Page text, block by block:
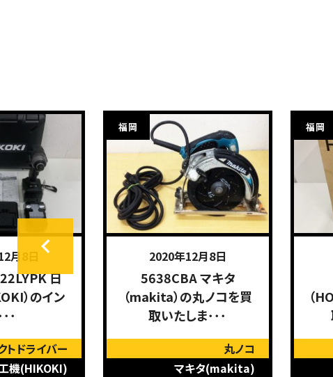
月8日
日
）のイン
･
トドライバー
機(HIKOKI)
福岡
2020年12月8日
5638CBA マキタ
（makita）の丸ノコを買
取いたしま･･･
丸ノコ
マキタ(makita)
福岡
（